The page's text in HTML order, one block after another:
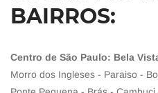
BAIRROS:
Centro de São Paulo: Bela
Morro dos Ingleses - Paraiso -